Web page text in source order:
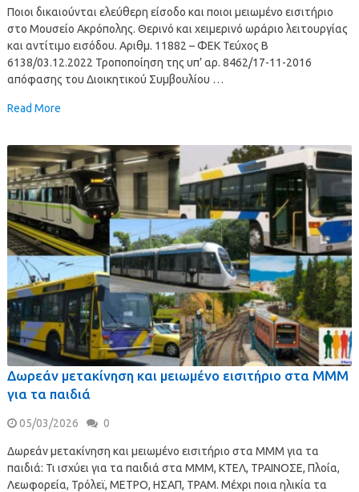
Ποιοι δικαιούνται ελεύθερη είσοδο και ποιοι μειωμένο εισιτήριο
στο Μουσείο Ακρόπολης. Θερινό και χειμερινό ωράριο λειτουργίας
και αντίτιμο εισόδου. Αριθμ. 11882 – ΦΕΚ Τεύχος Β
6138/03.12.2022 Τροποποίηση της υπ’ αρ. 8462/17-11-2016
απόφασης του Διοικητικού Συμβουλίου …
Read More
Δωρεάν μετακίνηση και μειωμένο εισιτήριο στα ΜΜΜ
για τα παιδιά
05/03/2026 0
Δωρεάν μετακίνηση και μειωμένο εισιτήριο στα ΜΜΜ για τα
παιδιά: Τι ισχύει για τα παιδιά στα ΜΜΜ, ΚΤΕΛ, ΤΡΑΙΝΟΣΕ, Πλοία,
Λεωφορεία, Τρόλεϊ, ΜΕΤΡΟ, ΗΣΑΠ, ΤΡΑΜ. Μέχρι ποια ηλικία τα